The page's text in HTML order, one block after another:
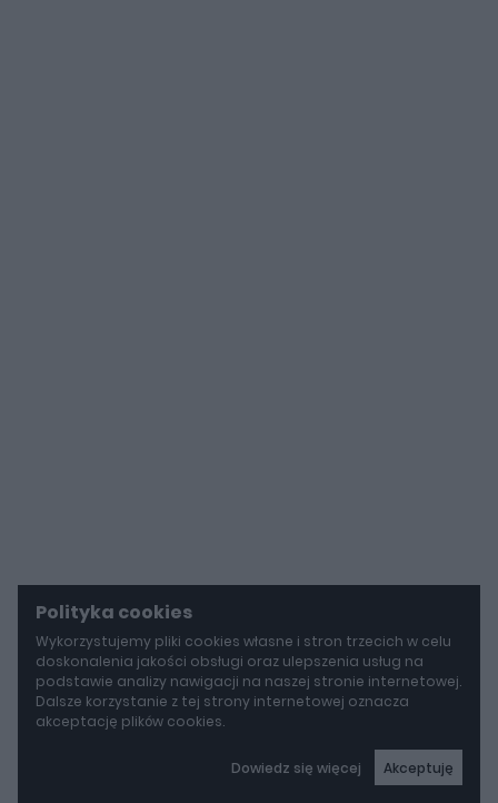
Polityka cookies
Wykorzystujemy pliki cookies własne i stron trzecich w celu
doskonalenia jakości obsługi oraz ulepszenia usług na
podstawie analizy nawigacji na naszej stronie internetowej.
Dalsze korzystanie z tej strony internetowej oznacza
akceptację plików cookies.
Dowiedz się więcej Akceptuję